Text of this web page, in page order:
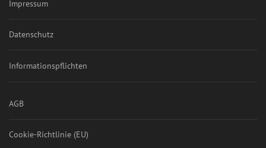
Impressum
Datenschutz
Informationspflichten
AGB
Cookie-Richtlinie (EU)